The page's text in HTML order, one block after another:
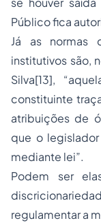
Público fica
Já as normas
institutivos são,
Silva[13],
constituinte
atribuições de
que o
mediante lei”.
Podem ser
regulamentar a